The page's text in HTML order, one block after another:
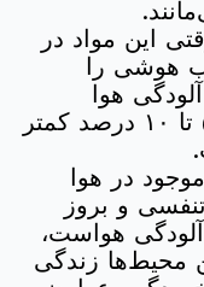
این مواد در
هوشی را
هوا
ضریب هوشی کودکان تهرانی ۵ تا ۱۰ درصد کمتر
در هوا
و بروز
آلودگی هواست،
محیط‌ها زندگی